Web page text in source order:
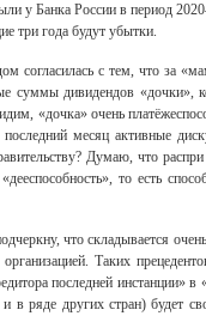
у Банка России в период
три года будут убытки.
согласилась с тем, что за
суммы дивидендов «дочки»,
«дочка» очень
месяц активные
Думаю, что
то есть
что складывается
Таких
последней инстанции»
в ряде других стран) будет